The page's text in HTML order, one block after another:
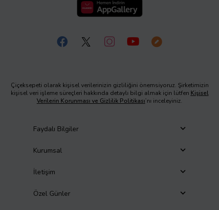
Çiçeksepeti olarak kişisel verilerinizin gizliliğini önemsiyoruz. Şirketimizin
kişisel veri işleme süreçleri hakkında detaylı bilgi almak için lütfen Kişisel
Verilerin Korunması ve Gizlilik Politikası’nı inceleyiniz.
Faydalı Bilgiler
Kurumsal
İletişim
Özel Günler